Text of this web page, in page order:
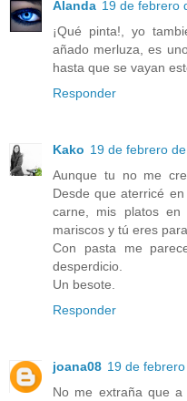
Alanda 19 de febrero
¡Qué pinta!, yo
añado merluza, es
hasta que se vayan
Responder
Kako 19 de febrero
Aunque tu no me
Desde que aterricé
carne, mis platos en
mariscos y tú eres
Con pasta me
desperdicio.
Un besote.
Responder
joana08 19 de
No me extraña que